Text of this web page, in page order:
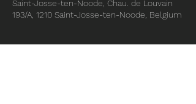
Saint-Josse-ten-Noode, Chau. de Louvain
193/A, 1210 Saint-Josse-ten-Noode, Belgium